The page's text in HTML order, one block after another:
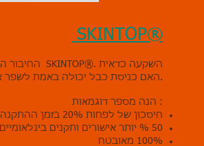
SKINTOP®
.החיבור הטוב ביותר עבור האפליקציה שלך SKINTOP®. השקעה כדאית
האם כניסת כבל יכולה באמת לשפר את ביצועי האפליקציה שלך ? התשובה היא כן ! ישנם מגוון רב של יתרונות בכל רכיב שאנו מציעים.
הנה מספר דוגמאות :
חיסכון של לפחות 20% בזמן ההתקנה
50 % יותר אישורים ותקנים בינלאומיים מרב כניסות הכבל האחרות
100% מאובטח